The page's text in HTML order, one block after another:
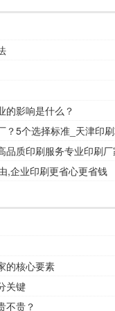
的影响是什么？
？5个选择标准_天津印
品质印刷服务专业印刷
,企业印刷更省心更省钱
的核心要素
关键
不贵？